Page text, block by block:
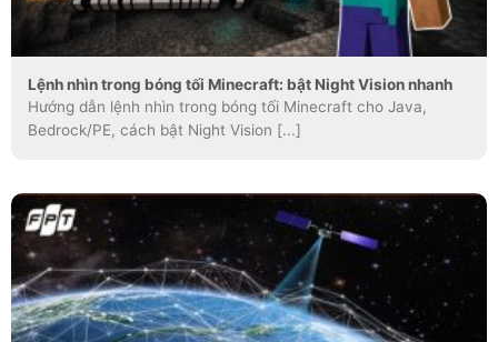
Lệnh nhìn trong bóng tối Minecraft: bật Night Vision nhanh
Hướng dẫn lệnh nhìn trong bóng tối Minecraft cho Java,
Bedrock/PE, cách bật Night Vision [...]